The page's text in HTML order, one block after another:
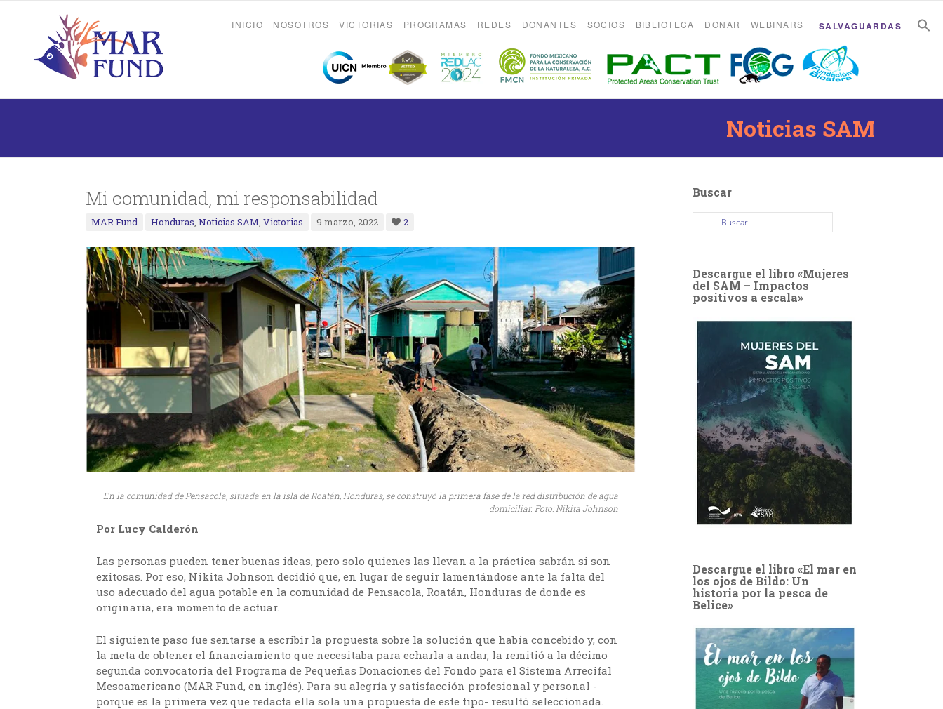
INICIO NOSOTROS VICTORIAS PROGRAMAS REDES DONANTES SOCIOS BIBLIOTECA DONAR WEBINARS SALVAGUARDAS
Noticias SAM
Mi comunidad, mi responsabilidad
MAR Fund Honduras, Noticias SAM, Victorias 9 marzo, 2022 2
En la comunidad de Pensacola, situada en la isla de Roatán, Honduras, se construyó la primera fase de la red distribución de agua
domiciliar. Foto: Nikita Johnson
Por Lucy Calderón
Las personas pueden tener buenas ideas, pero solo quienes las llevan a la práctica sabrán si son
exitosas. Por eso, Nikita Johnson decidió que, en lugar de seguir lamentándose ante la falta del
uso adecuado del agua potable en la comunidad de Pensacola, Roatán, Honduras de donde es
originaria, era momento de actuar.
El siguiente paso fue sentarse a escribir la propuesta sobre la solución que había concebido y, con
la meta de obtener el financiamiento que necesitaba para echarla a andar, la remitió a la décimo
segunda convocatoria del Programa de Pequeñas Donaciones del Fondo para el Sistema Arrecifal
Mesoamericano (MAR Fund, en inglés). Para su alegría y satisfacción profesional y personal -
porque es la primera vez que redacta ella sola una propuesta de este tipo- resultó seleccionada.
Buscar
Descargue el libro «Mujeres
del SAM – Impactos
positivos a escala»
Descargue el libro «El mar en
los ojos de Bildo: Un
historia por la pesca de
Belice»